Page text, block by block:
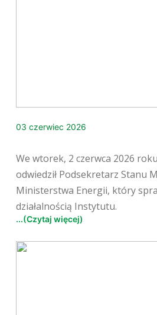
03 czerwiec 2026
We wtorek, 2 czerwca 2026
odwiedził Podsekretarz Stanu
Ministerstwa Energii, który
działalnością Instytutu.
...(Czytaj więcej)